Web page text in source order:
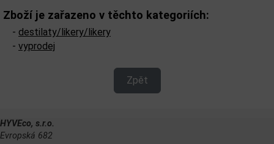
Zboží je zařazeno v těchto kategoriích:
- destilaty/likery/likery
- vyprodej
Zpět
HYVEco, s.r.o.
Evropská 682